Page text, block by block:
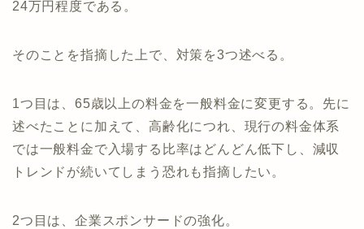
24万円程度である。
そのことを指摘した上で、対策を3つ述べる。
1つ目は、65歳以上の料金を一般料金に変更する。先に
述べたことに加えて、高齢化につれ、現行の料金体系
では一般料金で入場する比率はどんどん低下し、減収
トレンドが続いてしまう恐れも指摘したい。
2つ目は、企業スポンサードの強化。